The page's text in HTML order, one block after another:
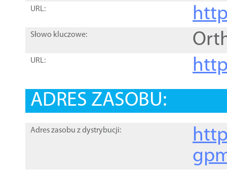
URL:
Słowo kluczowe:
URL:
ADRES ZASOBU:
Adres zasobu z dystrybucji: